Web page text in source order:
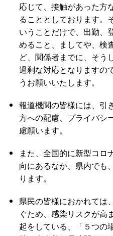
応じて、接触があった方
ることとしております。
いうことだけで、出勤、
めること、ましてや、検
ど、関係者までに、そう
過剰な対応となりますの
うお願いいたします。
報道機関の皆様には、引
方への配慮、プライバシ
慮願います。
また、全国的に新型コロ
向にあるなか、県内でも
ります。
県民の皆様におかれては
ぐため、感染リスクが高
起をしている、「５つの